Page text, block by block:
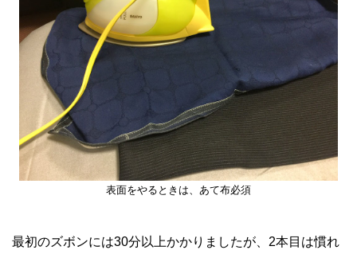
表面をやるときは、あて布必須
最初のズボンには30分以上かかりましたが、2本目は慣れ